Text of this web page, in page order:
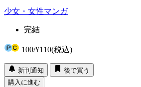
少女・女性マンガ
完結
100/¥110(税込)
新刊通知
後で買う
購入に進む